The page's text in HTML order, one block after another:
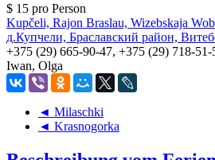
$ 15 pro Person
Kupčeli, Rajon Braslau, Wizebskaja
д.Купчели, Браславский район,
+375 (29) 665-90-47, +375 (29) 718-51-
Iwan, Olga
◄ Milaschki
◄ Krasnogorka